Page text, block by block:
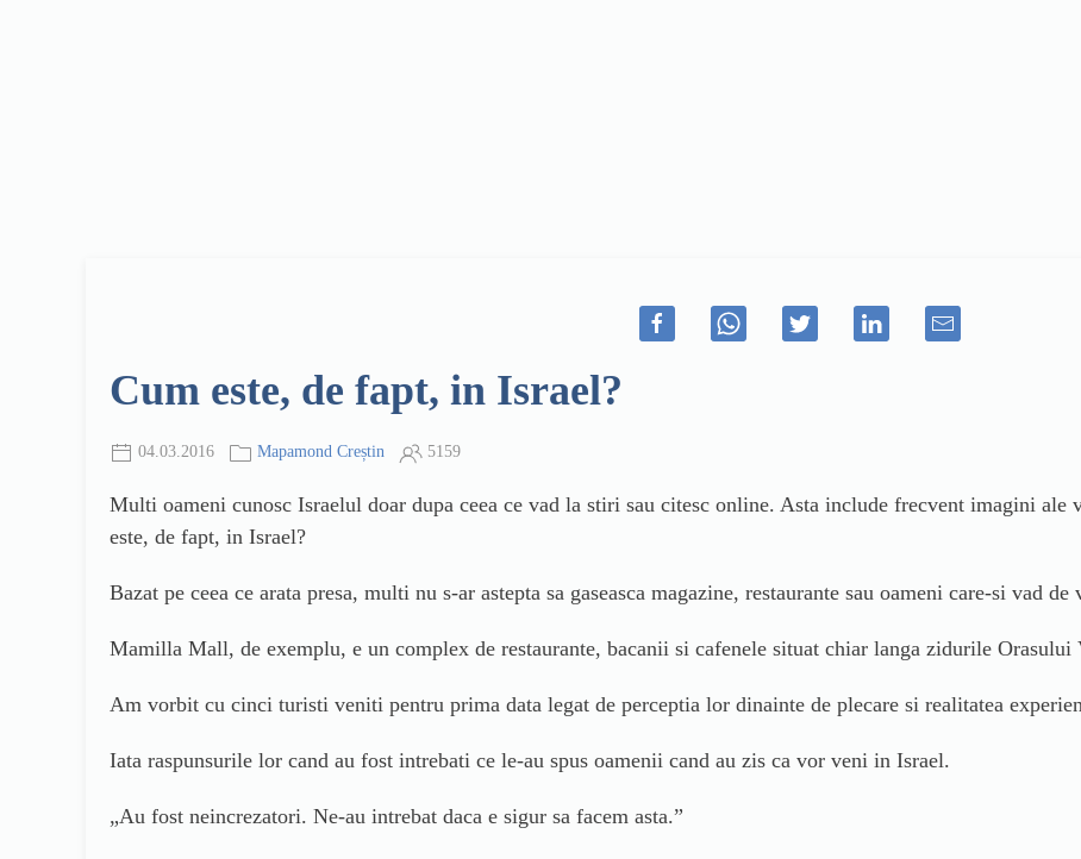
Cum este, de fapt, in Israel?
04.03.2016 Mapamond Creștin 5159
Multi oameni cunosc Israelul doar dupa ceea ce vad la stiri sau citesc online. Asta include frecvent imagini
este, de fapt, in Israel?
Bazat pe ceea ce arata presa, multi nu s-ar astepta sa gaseasca magazine, restaurante sau oameni care-si vad
Mamilla Mall, de exemplu, e un complex de restaurante, bacanii si cafenele situat chiar langa zidurile Orasului
Am vorbit cu cinci turisti veniti pentru prima data legat de perceptia lor dinainte de plecare si realitatea
Iata raspunsurile lor cand au fost intrebati ce le-au spus oamenii cand au zis ca vor veni in Israel.
„Au fost neincrezatori. Ne-au intrebat daca e sigur sa facem asta.”